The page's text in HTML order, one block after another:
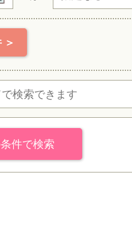
＞
件で検索